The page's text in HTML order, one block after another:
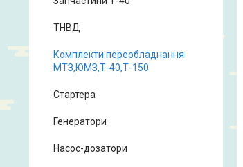
ТНВД
Комплекти переобладнання
МТЗ,ЮМЗ,Т-40,Т-150
Стартера
Генератори
Насос-дозатори